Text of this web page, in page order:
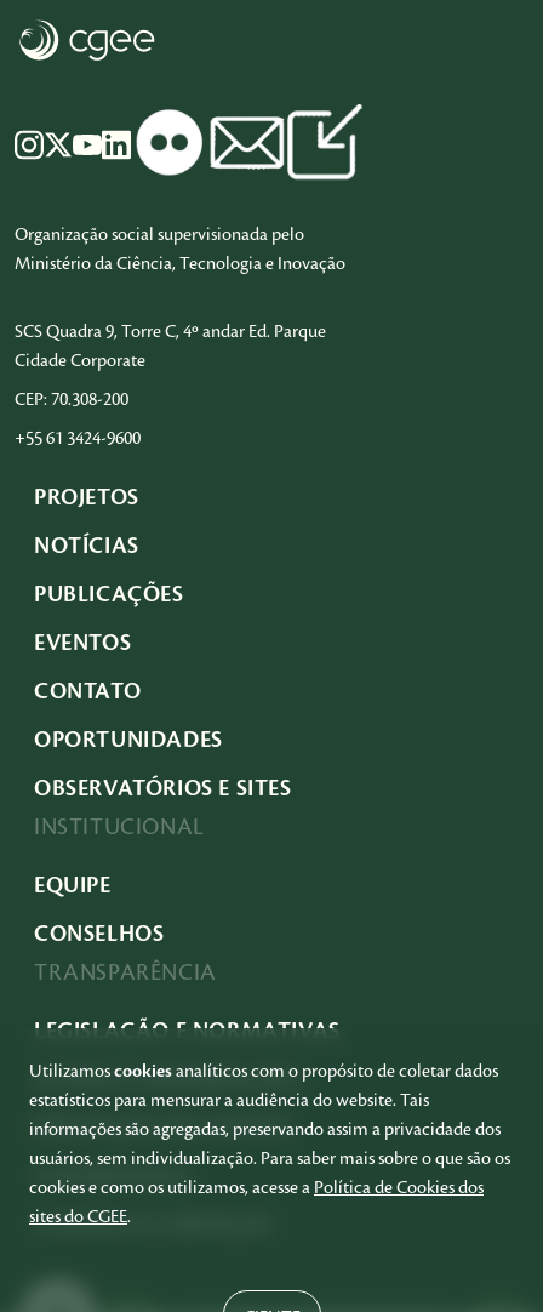
Organização social supervisionada pelo
Ministério da Ciência, Tecnologia e Inovação
SCS Quadra 9, Torre C, 4º andar Ed. Parque
Cidade Corporate
CEP: 70.308-200
+55 61 3424-9600
PROJETOS
NOTÍCIAS
PUBLICAÇÕES
EVENTOS
CONTATO
OPORTUNIDADES
OBSERVATÓRIOS E SITES
INSTITUCIONAL
EQUIPE
CONSELHOS
TRANSPARÊNCIA
LEGISLAÇÃO E NORMATIVAS
ACESSO À INFORMAÇÃO
PRESTAÇÃO DE CONTAS
GOVERNANÇA
COMPRAS E SERVIÇOS
Utilizamoscookiesanalíticos com o propósito de coletar dados
estatísticos para mensurar a audiência do website. Tais
informações são agregadas, preservando assim a privacidade dos
usuários, sem individualização. Para saber mais sobre o que são os
cookies e como os utilizamos, acesse a Política de Cookies dos
sites do CGEE.